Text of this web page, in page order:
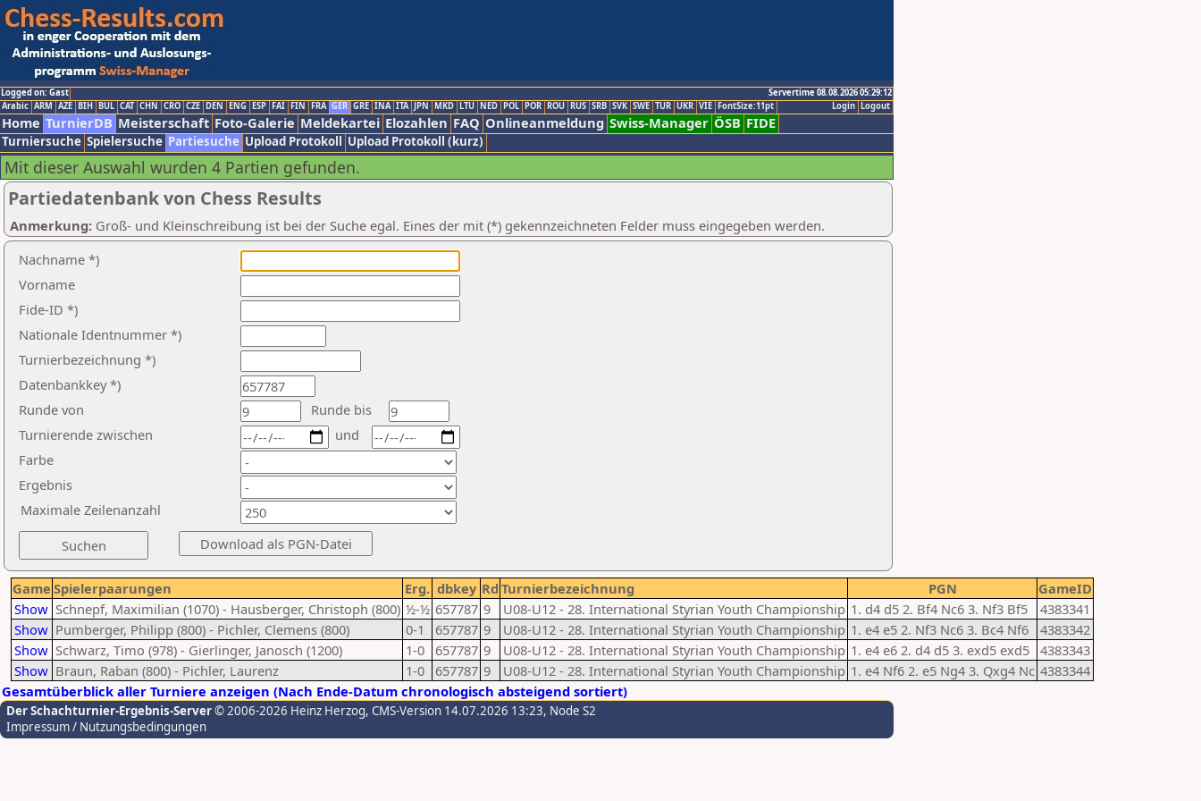
Logged on: Gast
Servertime 08.08.2026 05:29:12
Logout
Login
Arabic ARM AZE BIH BUL CAT CHN CRO CZE DEN ENG ESP FAI FIN FRA GER GRE INA ITA JPN MKD LTU NED POL POR ROU RUS SRB SVK SWE TUR UKR VIE FontSize:11pt
Home TurnierDB Meisterschaft Foto-Galerie Meldekartei Elozahlen FAQ Onlineanmeldung Swiss-Manager ÖSB FIDE
Turniersuche Spielersuche Partiesuche Upload Protokoll Upload Protokoll (kurz)
Mit dieser Auswahl wurden 4 Partien gefunden.
Partiedatenbank von Chess Results
Anmerkung: Groß- und Kleinschreibung ist bei der Suche egal. Eines der mit (*) gekennzeichneten Felder muss eingegeben werden.
Nachname *)
Vorname
Fide-ID *)
Nationale Identnummer *)
Turnierbezeichnung *)
Datenbankkey *)
Runde von
Runde bis
Turnierende zwischen
Farbe
Ergebnis
und
Maximale Zeilenanzahl
Game Spielerpaarungen Erg. dbkey Rd Turnierbezeichnung PGN
GameID
Show Schnepf, Maximilian (1070) - Hausberger, Christoph (800) ½-½ 657787 9 U08-U12 - 28. International Styrian Youth Championship 1. d4 d5 2. Bf4 Nc6 3. Nf3 Bf5
4383341
Show Pumberger, Philipp (800) - Pichler, Clemens (800) 0-1 657787 9 U08-U12 - 28. International Styrian Youth Championship 1. e4 e5 2. Nf3 Nc6 3. Bc4 Nf6
4383342
Show Schwarz, Timo (978) - Gierlinger, Janosch (1200) 1-0 657787 9 U08-U12 - 28. International Styrian Youth Championship 1. e4 e6 2. d4 d5 3. exd5 exd5 4383343
Show Braun, Raban (800) - Pichler, Laurenz 1-0 657787 9 U08-U12 - 28. International Styrian Youth Championship 1. e4 Nf6 2. e5 Ng4 3. Qxg4 Nc 4383344
Gesamtüberblick aller Turniere anzeigen (Nach Ende-Datum chronologisch absteigend sortiert)
Der Schachturnier-Ergebnis-Server© 2006-2026 Heinz Herzog, CMS-Version 14.07.2026 13:23, Node S2
Impressum / Nutzungsbedingungen